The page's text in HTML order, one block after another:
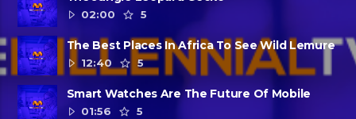
02:00
5
The Best Places In Africa To See Wild Lemure
12:40
5
Smart Watches Are The Future Of Mobile
01:56
5